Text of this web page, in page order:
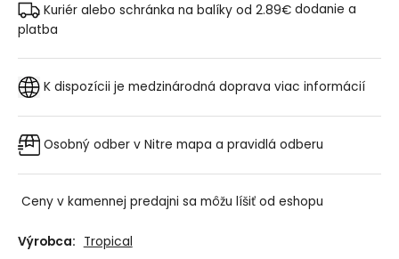
Kuriér alebo schránka na balíky od 2.89€ dodanie a
platba
K dispozícii je medzinárodná doprava viac informácií
Osobný odber v Nitre mapa a pravidlá odberu
Ceny v kamennej predajni sa môžu líšiť od eshopu
Výrobca: Tropical